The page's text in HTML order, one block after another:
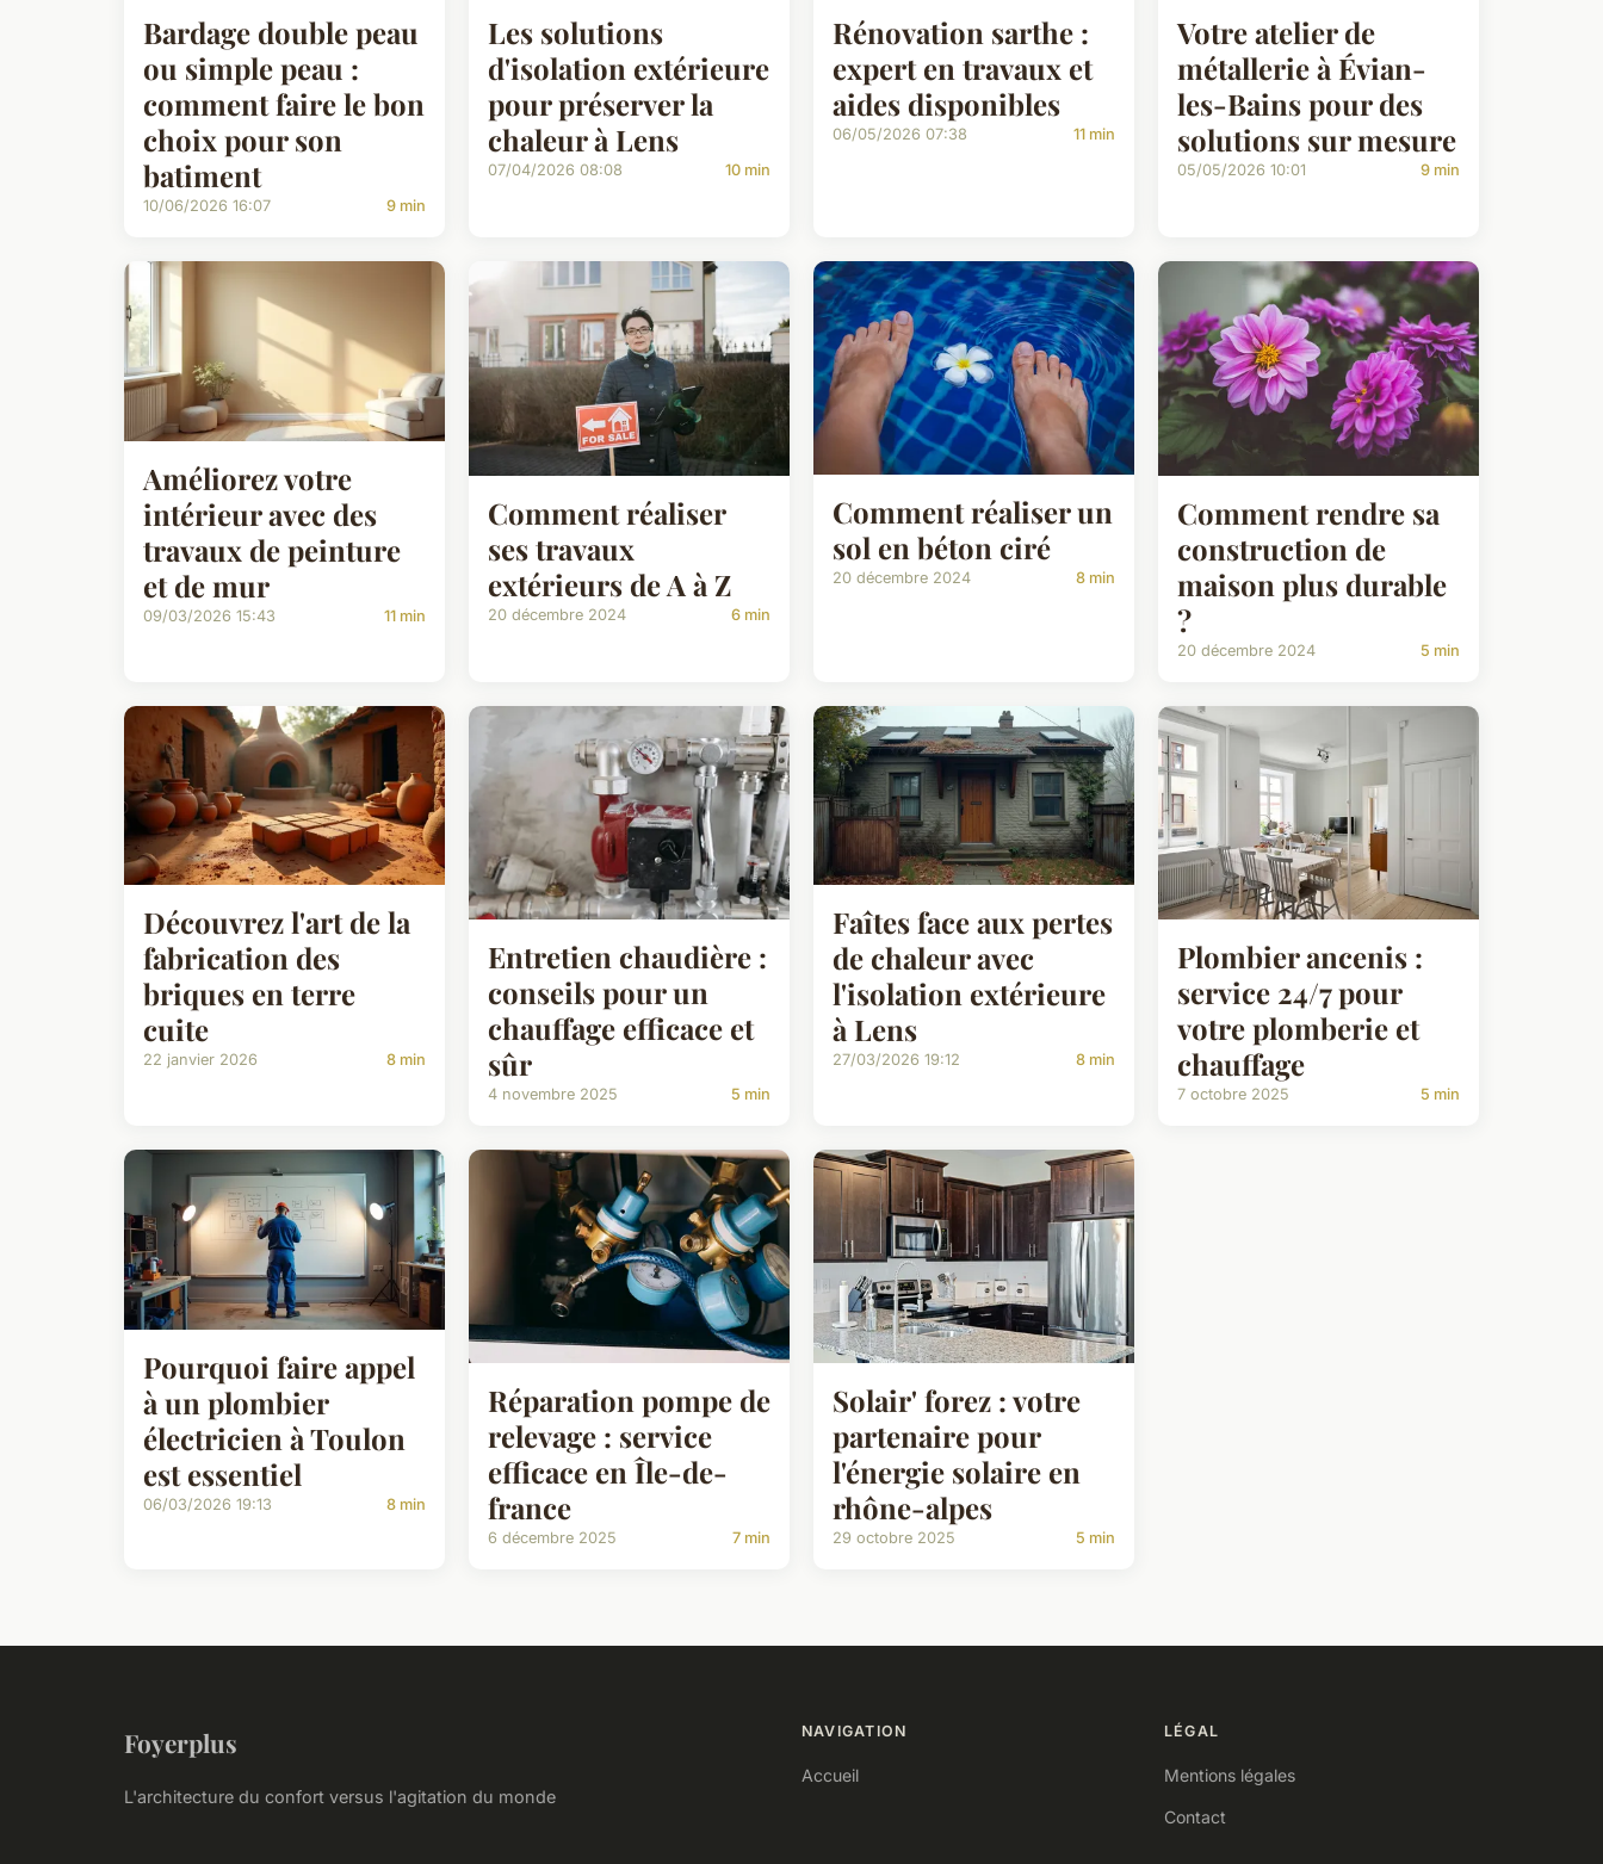
Bardage double peau
ou simple peau :
comment faire le bon
choix pour son
batiment
10/06/2026 16:07 9 min
Les solutions
d'isolation extérieure
pour préserver la
chaleur à Lens
07/04/2026 08:08 10 min
Rénovation sarthe :
expert en travaux et
aides disponibles
06/05/2026 07:38 11 min
Votre atelier de
métallerie à Évian-
les-Bains pour des
solutions sur mesure
05/05/2026 10:01 9 min
Améliorez votre
intérieur avec des
travaux de peinture
et de mur
09/03/2026 15:43 11 min
Comment réaliser
ses travaux
extérieurs de A à Z
20 décembre 2024 6 min
Comment réaliser un
sol en béton ciré
20 décembre 2024 8 min
Comment rendre sa
construction de
maison plus durable
?
20 décembre 2024 5 min
Découvrez l'art de la
fabrication des
briques en terre
cuite
22 janvier 2026 8 min
Entretien chaudière :
conseils pour un
chauffage efficace et
sûr
4 novembre 2025 5 min
Faîtes face aux pertes
de chaleur avec
l'isolation extérieure
à Lens
27/03/2026 19:12 8 min
Plombier ancenis :
service 24/7 pour
votre plomberie et
chauffage
7 octobre 2025 5 min
Pourquoi faire appel
à un plombier
électricien à Toulon
est essentiel
06/03/2026 19:13 8 min
Réparation pompe de
relevage : service
efficace en Île-de-
france
6 décembre 2025 7 min
Solair' forez : votre
partenaire pour
l'énergie solaire en
rhône-alpes
29 octobre 2025 5 min
Foyerplus
L'architecture du confort versus l'agitation du monde
NAVIGATION
Accueil
LÉGAL
Mentions légales
Contact